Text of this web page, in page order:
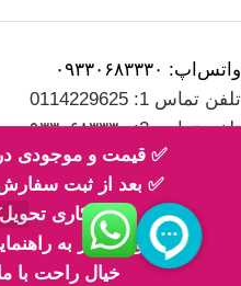
✅ قیمت و موجودی
✅ بعد از ثبت
طی 2 روز کاری
صورت نیاز به
خیال راحت با
واتس‌اپ: ۰۹۳۳۰۶۸۳۳۳۰
تلفن تماس 1: 0114229625
تلفن تماس 2: ۰۹۳۳۰۶۸۳۳۳۰